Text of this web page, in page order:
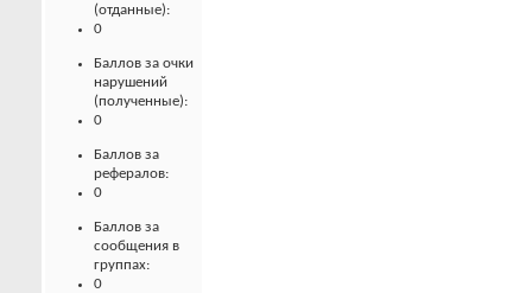
(отданные):
0
Баллов за очки
нарушений
(полученные):
0
Баллов за
рефералов:
0
Баллов за
сообщения в
группах:
0